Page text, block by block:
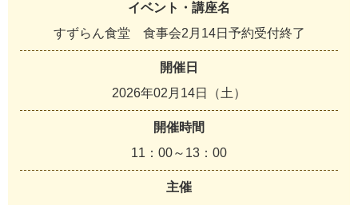
イベント・講座名
すずらん食堂 食事会2月14日予約受付終了
開催日
2026年02月14日（土）
開催時間
11：00～13：00
主催